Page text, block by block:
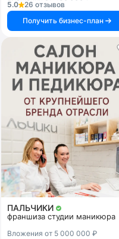
5.0
26 отзывов
Получить бизнес-план
ПАЛЬЧИКИ
франшиза студии маникюра
Вложения от 5 000 000 ₽